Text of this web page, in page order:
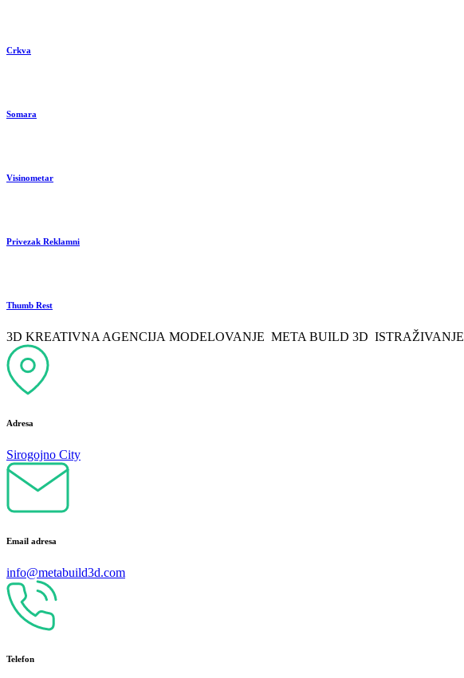
Crkva
Somara
Visinometar
Privezak Reklamni
Thumb Rest
3D KREATIVNA AGENCIJA MODELOVANJE META BUILD 3D ISTRAŽIVANJE
Adresa
Sirogojno City
Email adresa
info@metabuild3d.com
Telefon